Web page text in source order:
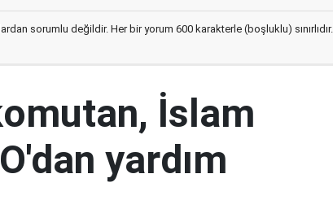
sorumlu değildir. Her bir yorum 600 karakterle (boşluklu) sınırlıdır.
İslam
yardım